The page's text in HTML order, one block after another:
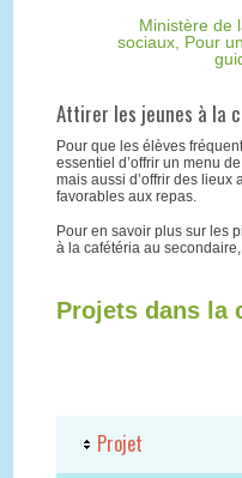
Ministère de
sociaux, Pour
Attirer les jeunes à la
Pour que les élèves
essentiel d’offrir un menu
mais aussi d’offrir des lieux
favorables aux repas.
Pour en savoir plus sur les
à la cafétéria au
Projets dans la
Projet